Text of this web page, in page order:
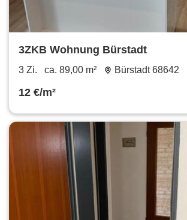
3ZKB Wohnung Bürstadt
3 Zi. ca. 89,00 m² Bürstadt 68642
12 €/m²